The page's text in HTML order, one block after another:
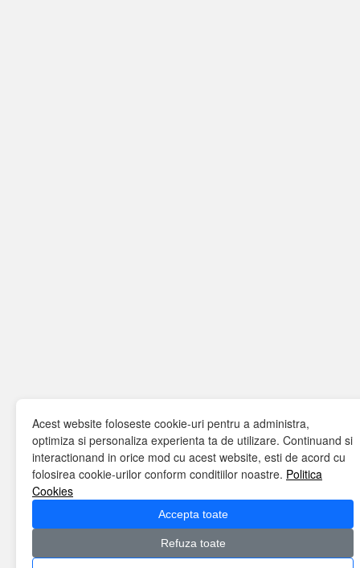
Acest website foloseste cookie-uri pentru a administra,
optimiza si personaliza experienta ta de utilizare. Continuand si
interactionand in orice mod cu acest website, esti de acord cu
folosirea cookie-urilor conform conditiilor noastre. Politica
Cookies
Accepta toate
Refuza toate